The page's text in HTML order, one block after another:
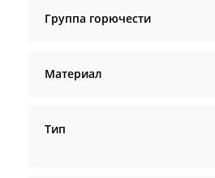
Группа горючести
Материал
Тип